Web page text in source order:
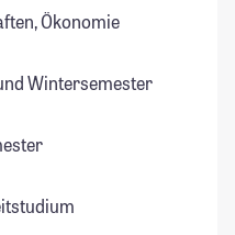
Ökonomie
Wintersemester